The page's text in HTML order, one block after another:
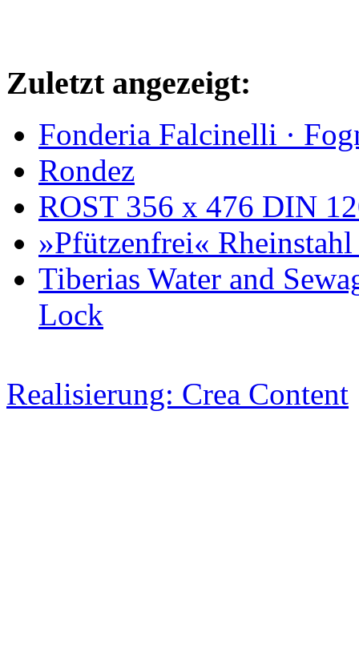
Zuletzt angezeigt:
Fonderia Falcinelli ·
Rondez
ROST 356 x 476 DIN
»Pfützenfrei«
Tiberias Water and
Lock
Realisierung: Crea Content